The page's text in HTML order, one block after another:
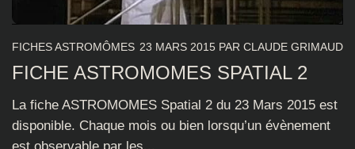
FICHES ASTROMÔMES 23 MARS 2015 PAR CLAUDE GRIMAUD
FICHE ASTROMOMES SPATIAL 2
La fiche ASTROMOMES Spatial 2 du 23 Mars 2015 est
disponible. Chaque mois ou bien lorsqu’un évènement